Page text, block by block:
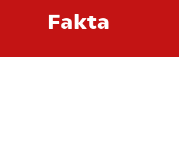
Fakta